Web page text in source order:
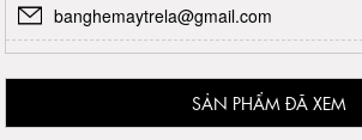
banghemaytrela@gmail.com
SẢN PHẨM ĐÃ XEM